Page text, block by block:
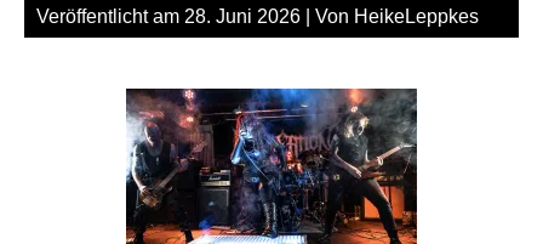
Veröffentlicht am 28. Juni 2026 | Von HeikeLeppkes